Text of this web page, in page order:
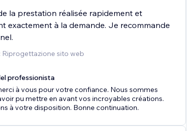
la prestation réalisée rapidement et
exactement à la demande. Je recommande
sito web
professionista
à vous pour votre confiance. Nous sommes
pu mettre en avant vos incroyables créations.
à votre disposition. Bonne continuation.